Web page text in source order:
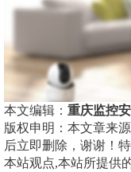
本文编辑： 重庆监控
版权申明：本文章来
后立即删除，谢谢！
本站观点,本站所提供